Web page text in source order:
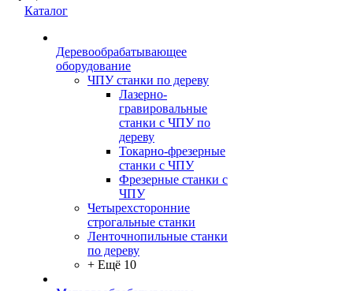
Каталог
Деревообрабатывающее
оборудование
ЧПУ станки по дереву
Лазерно-
гравировальные
станки с ЧПУ по
дереву
Токарно-фрезерные
станки с ЧПУ
Фрезерные станки с
ЧПУ
Четырехсторонние
строгальные станки
Ленточнопильные станки
по дереву
+ Ещё 10